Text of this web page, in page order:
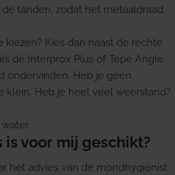
tanden, zodat het metaaldraad
kiezen? Kies dan naast de rechte
de Interprox Plus of Tepe Angle.
ondervinden. Heb je geen
klein. Heb je heel veel weerstand?
voor mij geschikt?
het advies van de mondhygiënist